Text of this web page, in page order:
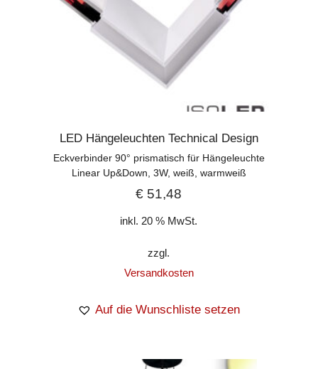
LED Hängeleuchten Technical Design
Eckverbinder 90° prismatisch für Hängeleuchte
Linear Up&Down, 3W, weiß, warmweiß
€ 51,48
inkl. 20 % MwSt.
zzgl.
Versandkosten
Auf die Wunschliste setzen